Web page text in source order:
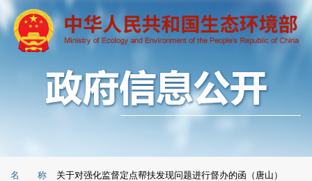
名 称 关于对强化监督定点帮扶发现问题进行督办的函（唐山）